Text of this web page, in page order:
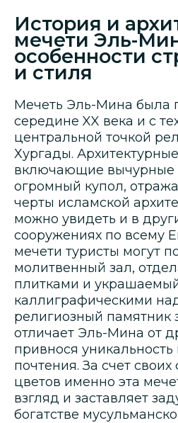
История и
мечети Эль-
особенности
и стиля
Мечеть Эль-Мина была
середине XX века и с
центральной точкой
Хургады.
включающие вычурные
огромный купол,
черты исламской
можно увидеть и в
сооружениях по всему
мечети туристы могут
молитвенный зал,
плитками и
каллиграфическими
религиозный памятник
отличает Эль-Мина от
привнося
почтения. За счет
цветов именно эта
взгляд и заставляет
богатстве